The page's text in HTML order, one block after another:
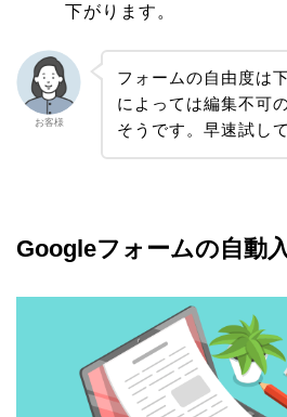
下がります。
お客様
フォームの自由度は
によっては編集不可
そうです。早速試し
Googleフォームの自動